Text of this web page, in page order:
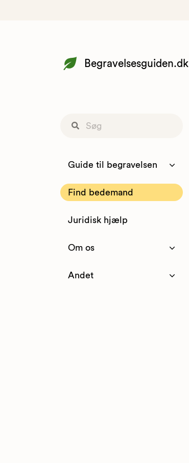
Begravelsesguiden.dk
Guide til begravelsen
Find bedemand
Juridisk hjælp
Om os
Andet